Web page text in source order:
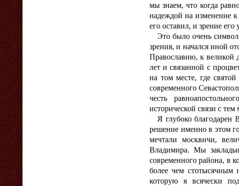
мы знаем, что когда
надеждой на изменение
его оставил, и зрение его
Это было очень
зрения, и начался иной
Православию, к великой
лет и связанной с
на том месте, где
современного
честь
исторической связи с
Я глубоко благодарен
решение именно в этом
мечтали москвичи,
Владимира. Мы
современного района, в
более чем стотысячным
которую я всячески